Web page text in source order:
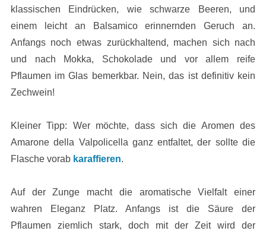
klassischen Eindrücken, wie schwarze Beeren, und
einem leicht an Balsamico erinnernden Geruch an.
Anfangs noch etwas zurückhaltend, machen sich nach
und nach Mokka, Schokolade und vor allem reife
Pflaumen im Glas bemerkbar. Nein, das ist definitiv kein
Zechwein!
Kleiner Tipp: Wer möchte, dass sich die Aromen des
Amarone della Valpolicella ganz entfaltet, der sollte die
Flasche vorab karaffieren.
Auf der Zunge macht die aromatische Vielfalt einer
wahren Eleganz Platz. Anfangs ist die Säure der
Pflaumen ziemlich stark, doch mit der Zeit wird der